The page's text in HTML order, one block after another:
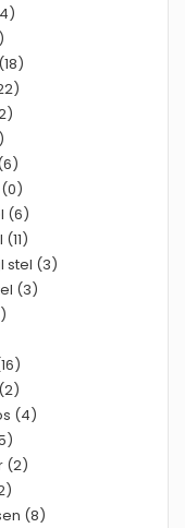
(6)
stel (3)
(3)
(4)
(2)
(8)